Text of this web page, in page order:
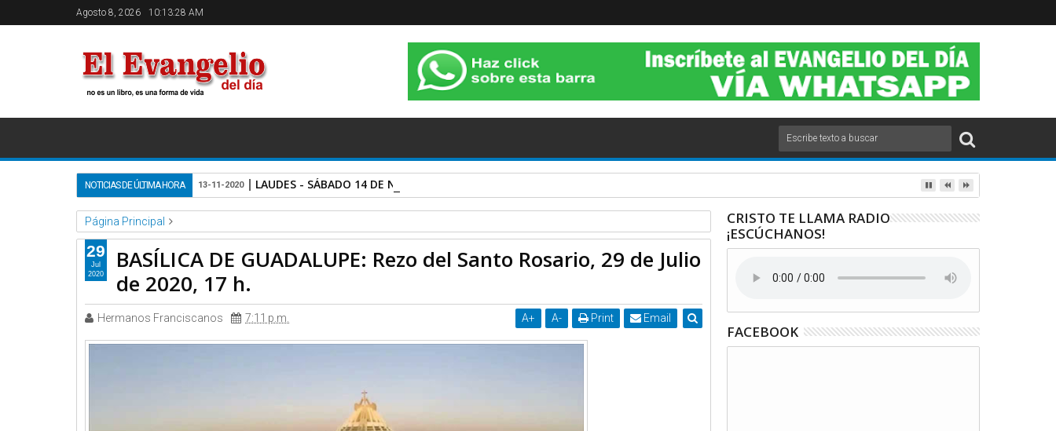
Agosto 8, 2026 10:13:29 AM
NOTICIAS DE ÚLTIMA HORA LAUDES - SÁBADO 14 DE NOVIEMBRE DE 2020.
13-11-2020
Página Principal
Basilica de Guadalupe
Videos BASÍLICA DE GUADALUPE: Rezo del Santo Rosario, 29 de Julio de 2020, 17 h.
BASÍLICA DE GUADALUPE: Rezo del Santo Rosario, 29 de Julio
de 2020, 17 h.
Hermanos Franciscanos 7:11 p.m. A+ A- Print Email
29
Jul
2020
CRISTO TE LLAMA RADIO
¡ESCÚCHANOS!
FACEBOOK